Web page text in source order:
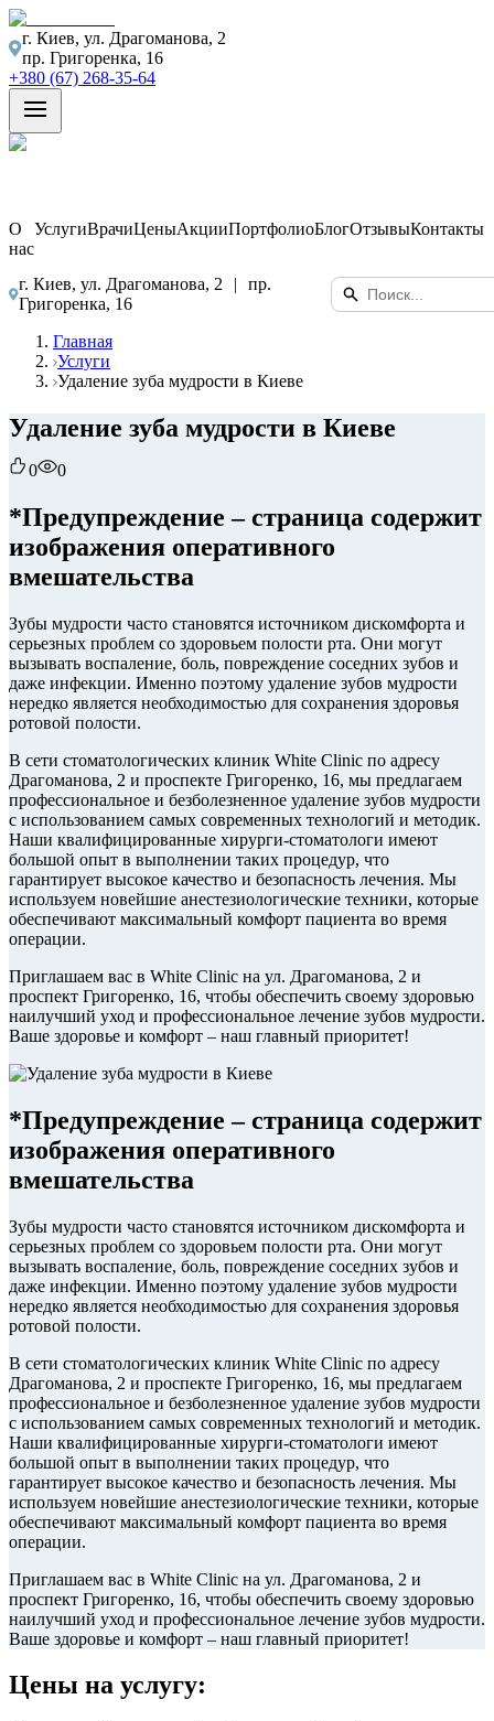
г. Киев, ул. Драгоманова, 2
пр. Григоренка, 16
+380 (67) 268-35-64
О
нас
УслугиВрачиЦеныАкцииПортфолиоБлогОтзывыКонтакты
г. Киев, ул. Драгоманова, 2 |
пр.
Григоренка, 16
Главная
Услуги
Удаление зуба мудрости в Киеве
Удаление зуба мудрости в Киеве
0 0
*Предупреждение – страница содержит
изображения оперативного
вмешательства
Зубы мудрости часто становятся источником дискомфорта и
серьезных проблем со здоровьем полости рта. Они могут
вызывать воспаление, боль, повреждение соседних зубов и
даже инфекции. Именно поэтому удаление зубов мудрости
нередко является необходимостью для сохранения здоровья
ротовой полости.
В сети стоматологических клиник White Clinic по адресу
Драгоманова, 2 и проспекте Григоренко, 16, мы предлагаем
профессиональное и безболезненное удаление зубов мудрости
с использованием самых современных технологий и методик.
Наши квалифицированные хирурги-стоматологи имеют
большой опыт в выполнении таких процедур, что
гарантирует высокое качество и безопасность лечения. Мы
используем новейшие анестезиологические техники, которые
обеспечивают максимальный комфорт пациента во время
операции.
Приглашаем вас в White Clinic на ул. Драгоманова, 2 и
проспект Григоренко, 16, чтобы обеспечить своему здоровью
наилучший уход и профессиональное лечение зубов мудрости.
Ваше здоровье и комфорт – наш главный приоритет!
*Предупреждение – страница содержит
изображения оперативного
вмешательства
Зубы мудрости часто становятся источником дискомфорта и
серьезных проблем со здоровьем полости рта. Они могут
вызывать воспаление, боль, повреждение соседних зубов и
даже инфекции. Именно поэтому удаление зубов мудрости
нередко является необходимостью для сохранения здоровья
ротовой полости.
В сети стоматологических клиник White Clinic по адресу
Драгоманова, 2 и проспекте Григоренко, 16, мы предлагаем
профессиональное и безболезненное удаление зубов мудрости
с использованием самых современных технологий и методик.
Наши квалифицированные хирурги-стоматологи имеют
большой опыт в выполнении таких процедур, что
гарантирует высокое качество и безопасность лечения. Мы
используем новейшие анестезиологические техники, которые
обеспечивают максимальный комфорт пациента во время
операции.
Приглашаем вас в White Clinic на ул. Драгоманова, 2 и
проспект Григоренко, 16, чтобы обеспечить своему здоровью
наилучший уход и профессиональное лечение зубов мудрости.
Ваше здоровье и комфорт – наш главный приоритет!
Цены на услугу: